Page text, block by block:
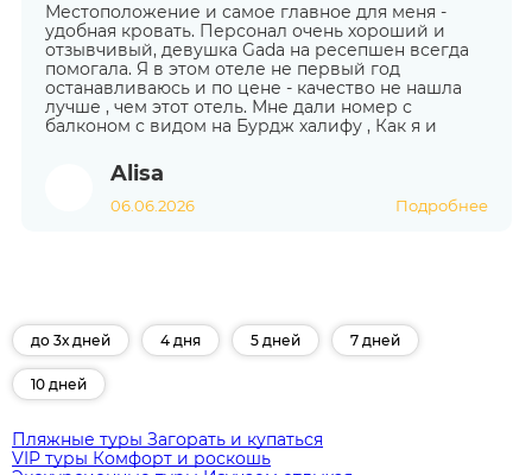
Местоположение и самое главное для меня -
удобная кровать. Персонал очень хороший и
отзывчивый, девушка Gada на ресепшен всегда
помогала. Я в этом отеле не первый год
останавливаюсь и по цене - качество не нашла
лучше , чем этот отель. Мне дали номер с
балконом с видом на Бурдж халифу , Как я и
Alisa
06.06.2026 Подробнее
до 3х дней 4 дня 5 дней 7 дней
10 дней
Пляжные туры Загорать и купаться
VIP туры Комфорт и роскошь